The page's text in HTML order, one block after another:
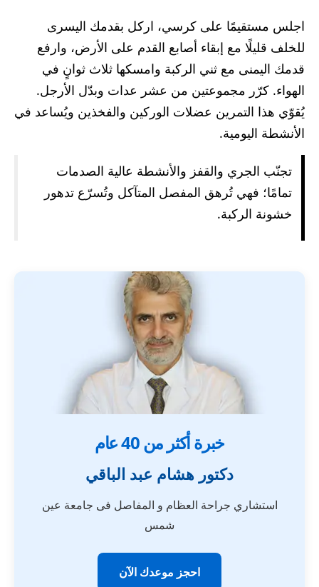
اجلس مستقيمًا على كرسي، اركل بقدمك اليسرى
للخلف قليلًا مع إبقاء أصابع القدم على الأرض، وارفع
قدمك اليمنى مع ثني الركبة وامسكها ثلاث ثوانٍ في
الهواء. كرّر مجموعتين من عشر عدات وبدّل الأرجل.
يُقوّي هذا التمرين عضلات الوركين والفخذين ويُساعد في
الأنشطة اليومية.
تجنّب الجري والقفز والأنشطة عالية الصدمات
تمامًا؛ فهي تُرهق المفصل المتآكل وتُسرّع تدهور
خشونة الركبة.
خبرة أكثر من 40 عام
دكتور هشام عبد الباقي
استشاري جراحة العظام و المفاصل فى جامعة عين
شمس
احجز موعدك الآن